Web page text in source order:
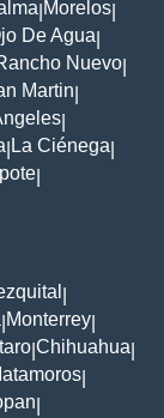
Morelos
De Agua
Nuevo
Martin
La Ciénega
Monterrey
Chihuahua